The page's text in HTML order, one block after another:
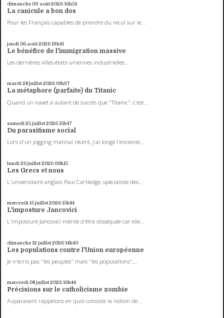
dimanche 09 août 202616h54
La canicule a bon dos
Pour les Français capables de prendre du recul sur le...
jeudi 06 août 202613h41
Le bénéfice de l'immigration massive
Les dernières villes états-uniennes industrielles...
mardi 28juillet 2026 01h37
La métaphore (parfaite) du Titanic
Quand un navet a autant de succès que "Titanic", c'est...
samedi 25juillet 202615h47
Du parasitisme social
Lors d'un jogging matinal récent, j'ai longé l'enceinte...
lundi 20juillet 2026 00h15
Les Grecs et nous
L'universitaire anglais Paul Cartledge, spécialiste des...
mercredi 15juillet 202615h44
L'imposture Jancovici
L'imposture Jancovici mérite d'être disséquée car elle...
dimanche 12 juillet 202614h40
Les populations contre l'Union européenne
Je n'écris pas "les peuples" mais "les populations",...
mercredi 08juillet 202616h44
Précisions sur le catholicisme zombie
Auparavant rappelons en quoi consiste la notion de...